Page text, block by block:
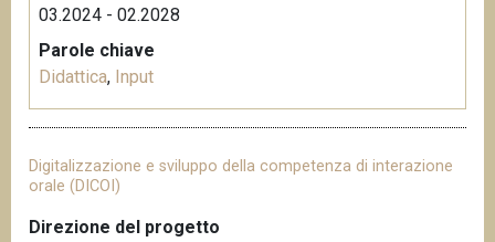
03.2024 - 02.2028
Parole chiave
Didattica, Input
Digitalizzazione e sviluppo della competenza di interazione
orale (DICOI)
Direzione del progetto